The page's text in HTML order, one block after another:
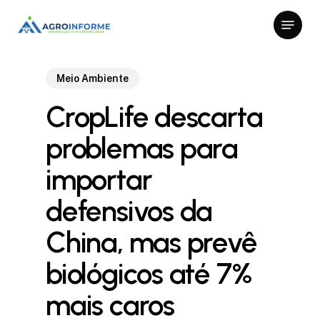
Menu
Meio Ambiente
CropLife descarta
problemas para
importar
defensivos da
China, mas prevê
biológicos até 7%
mais caros